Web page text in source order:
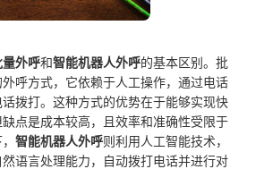
量外呼和智能机器人外呼的基本区别。批
呼方式，它依赖于人工操作，通过电话
拨打。这种方式的优势在于能够实现快
点是成本较高，且效率和准确性受限于
智能机器人外呼则利用人工智能技术，
语言处理能力，自动拨打电话并进行对